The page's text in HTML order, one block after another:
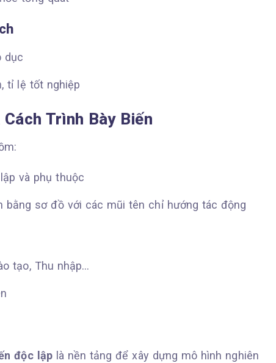
dục
tỉ lệ tốt nghiệp
Trình Bày Biến
và phụ thuộc
bằng sơ đồ với các mũi tên chỉ hướng tác động
tạo, Thu nhập…
độc lậplà nền tảng để xây dựng mô hình nghiên